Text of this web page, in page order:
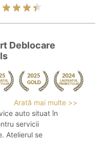
Deblocare
Arată mai multe >>
auto situat în
servicii
Atelierul se